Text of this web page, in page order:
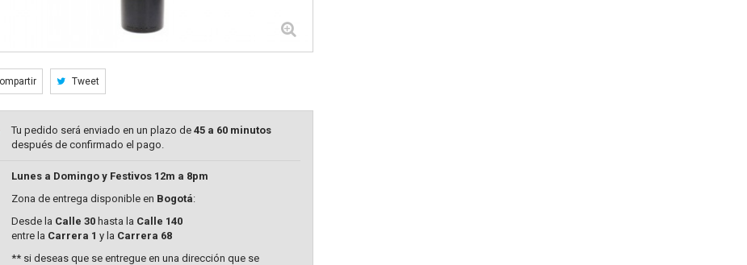
Tweet
Tu pedido será enviado en un plazo de 45 a 60 minutos
después de confirmado el pago.
Lunes a Domingo y Festivos 12m a 8pm
Zona de entrega disponible en Bogotá:
Desde la Calle 30 hasta la Calle 140
entre la Carrera 1 y la Carrera 68
** si deseas que se entregue en una dirección que se